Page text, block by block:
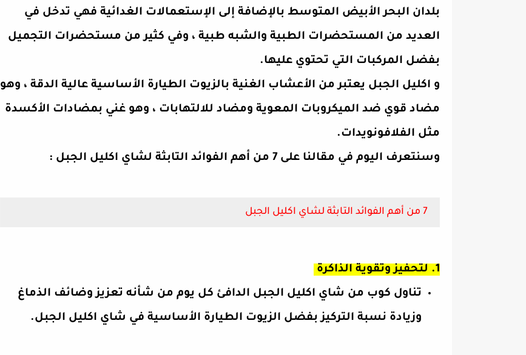
بلدان البحر الأبيض المتوسط بالإضافة إلى الإستعمالات الغدائية فهي تدخل في
العديد من المستحضرات الطبية والشبه طبية ، وفي كثير من مستحضرات التجميل
بفضل المركبات التي تحتوي عليها.
و اكليل الجبل يعتبر من الأعشاب الغنية بالزيوت الطيارة الأساسية عالية الدقة ، وهو
مضاد قوي ضد الميكروبات المعوية ومضاد للالتهابات ، وهو غني بمضادات الأكسدة
مثل الفلافونويدات.
وسنتعرف اليوم في مقالنا على 7 من أهم الفوائد التابثة لشاي اكليل الجبل :
7 من أهم الفوائد التابثة لشاي اكليل الجبل
1. لتحفيز وتقوية الذاكرة
تناول كوب من شاي اكليل الجبل الدافئ كل يوم من شأنه تعزيز وضائف الذماغ
وزيادة نسبة التركيز بفضل الزيوت الطيارة الأساسية في شاي اكليل الجبل.